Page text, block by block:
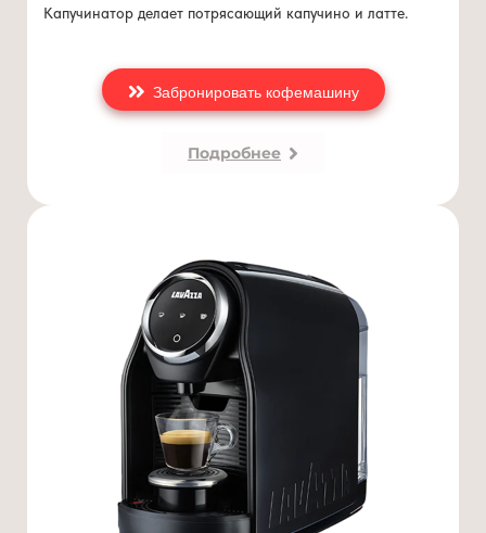
Капучинатор делает потрясающий капучино и латте.
Забронировать кофемашину
Подробнее